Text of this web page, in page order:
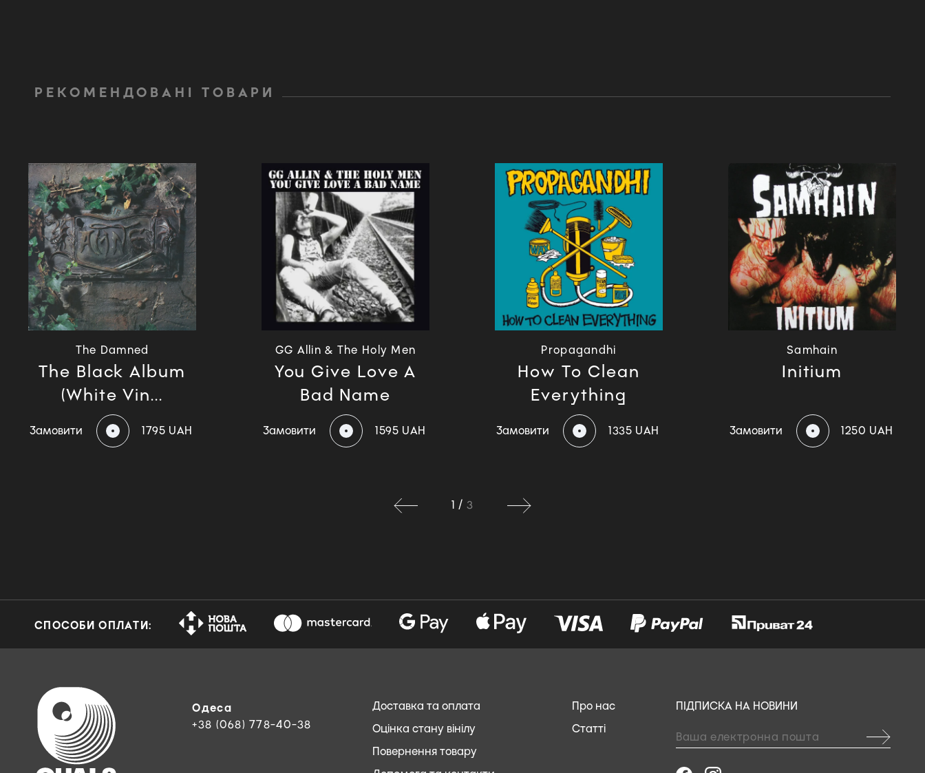
РЕКОМЕНДОВАНІ ТОВАРИ
The Damned
The Black Album
(White Vin...
Замовити 1795 UAH
GG Allin & The Holy Men
You Give Love A
Bad Name
Замовити 1595 UAH
Propagandhi
How To Clean
Everything
Замовити 1335 UAH
Samhain
Initium
Замовити 1250 UAH
1 / 3
СПОСОБИ ОПЛАТИ:
Одеса
+38 (068) 778-40-38
Доставка та оплата
Оцінка стану вінілу
Повернення товару
Про нас
Статті
ПІДПИСКА НА НОВИНИ